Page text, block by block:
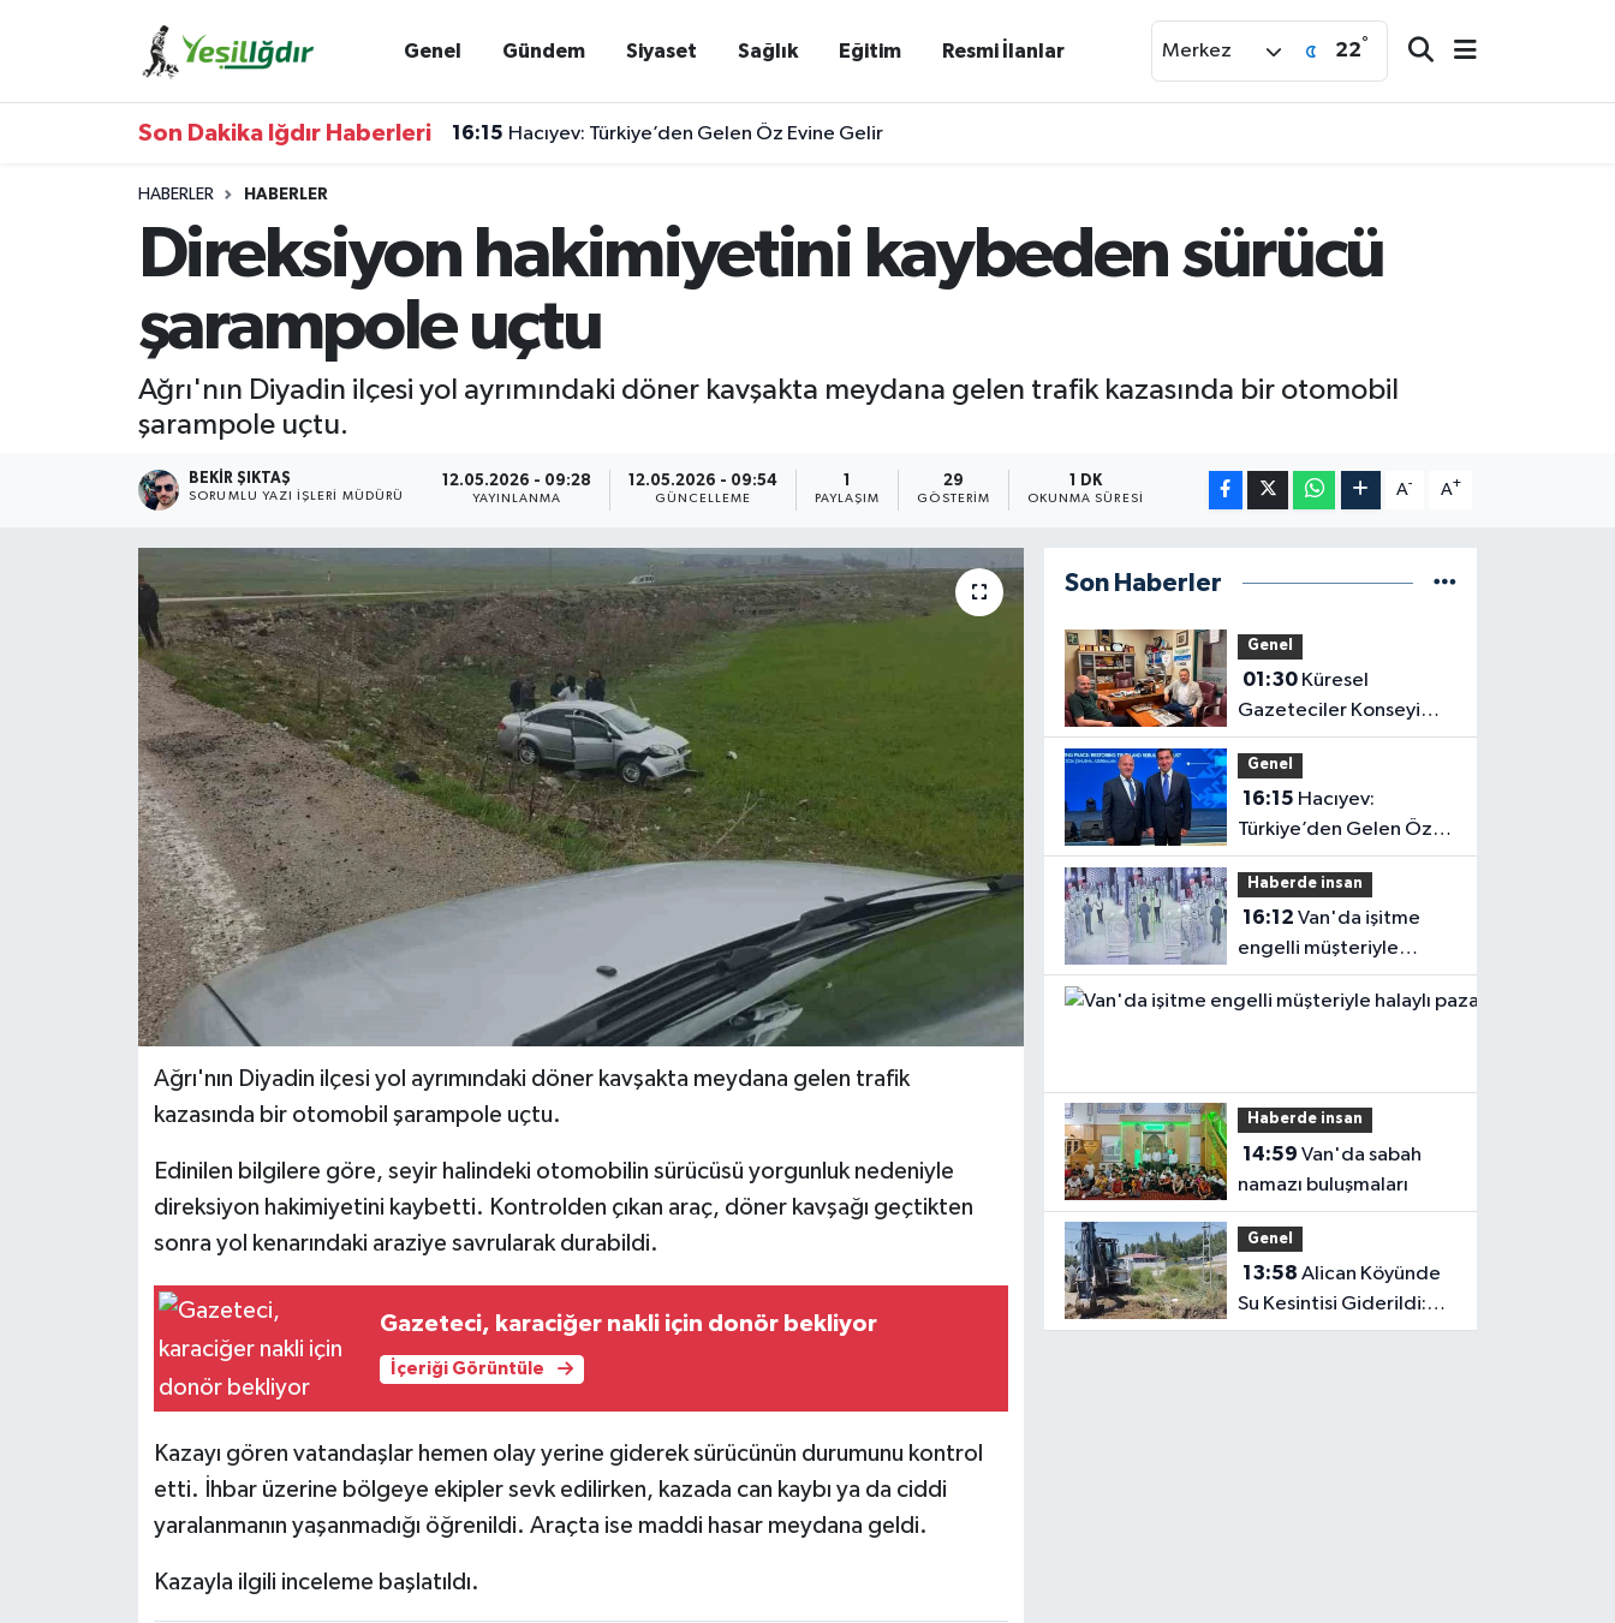
Genel Gündem Siyaset Sağlık Eğitim Resmi İlanlar Merkez 22°
Son Dakika Iğdır Haberleri 16:15 Hacıyev: Türkiye’den Gelen Öz Evine Gelir
HABERLER HABERLER
Direksiyon hakimiyetini kaybeden sürücü
şarampole uçtu
Ağrı'nın Diyadin ilçesi yol ayrımındaki döner kavşakta meydana gelen trafik kazasında bir otomobil
şarampole uçtu.
BEKIR ŞIKTAŞ
SORUMLU YAZI İŞLERI MÜDÜRÜ
12.05.2026 - 09:28
YAYINLANMA
12.05.2026 - 09:54
GÜNCELLEME PAYLAŞIM
29
GÖSTERIM
1 DK
OKUNMA SÜRESI
A- A+
Ağrı'nın Diyadin ilçesi yol ayrımındaki döner kavşakta meydana gelen trafik
kazasında bir otomobil şarampole uçtu.
Edinilen bilgilere göre, seyir halindeki otomobilin sürücüsü yorgunluk nedeniyle
direksiyon hakimiyetini kaybetti. Kontrolden çıkan araç, döner kavşağı geçtikten
sonra yol kenarındaki araziye savrularak durabildi.
Gazeteci, karaciğer nakli için donör bekliyor
İçeriği Görüntüle
Kazayı gören vatandaşlar hemen olay yerine giderek sürücünün durumunu kontrol
etti. İhbar üzerine bölgeye ekipler sevk edilirken, kazada can kaybı ya da ciddi
yaralanmanın yaşanmadığı öğrenildi. Araçta ise maddi hasar meydana geldi.
Kazayla ilgili inceleme başlatıldı.
Son Haberler
Genel
01:30Küresel
Gazeteciler Konseyi
Başkanı Mehmet Ali
Dim’den Gazetemize
Ziyaret
Genel
16:15
Türkiye’den Gelen Öz
Evine Gelir
Haberde insan
16:12
engelli müşteriyle
halaylı pazarlık
gülümsetti
Haberde insan
14:59
namazı buluşmaları
Genel
13:58
Su Kesintisi Giderildi:
Ekipler Anında
Iğdır Trafik Yoğunluk Haritası
Süper Lig Puan Durumu ve Fikstür
Tüm Manşetler